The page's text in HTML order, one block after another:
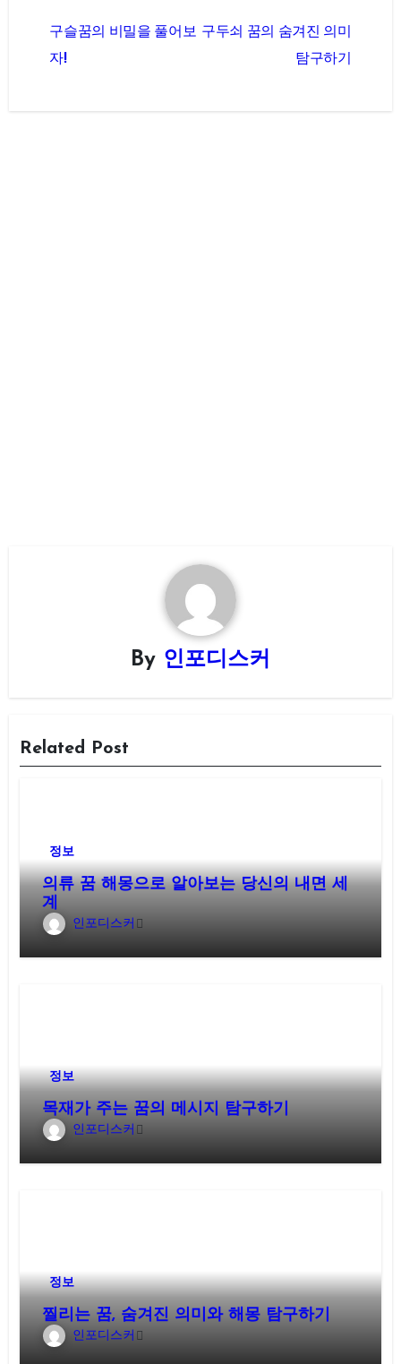
탐
구슬꿈의 비밀을 풀어보
자!
구두쇠 꿈의 숨겨진 의미
탐구하기
By 인포디스커
Related Post
정보
의류 꿈 해몽으로 알아보는 당신의 내면 세
계
인포디스커
정보
목재가 주는 꿈의 메시지 탐구하기
인포디스커
정보
찔리는 꿈, 숨겨진 의미와 해몽 탐구하기
인포디스커